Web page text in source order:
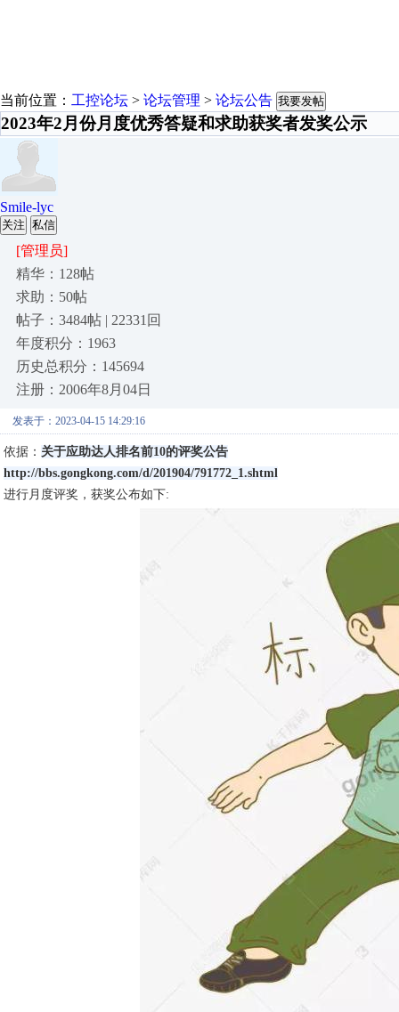
当前位置： 工控论坛 > 论坛管理 > 论坛公告 我要发帖
2023年2月份月度优秀答疑和求助获奖者发奖公示
Smile-lyc
关注 私信
[管理员]
精华：128帖
求助：50帖
帖子：3484帖 | 22331回
年度积分：1963
历史总积分：145694
注册：2006年8月04日
发表于：2023-04-15 14:29:16
依据： 关于应助达人排名前10的评奖公告
http://bbs.gongkong.com/d/201904/791772_1.shtml
进行月度评奖，获奖公布如下: